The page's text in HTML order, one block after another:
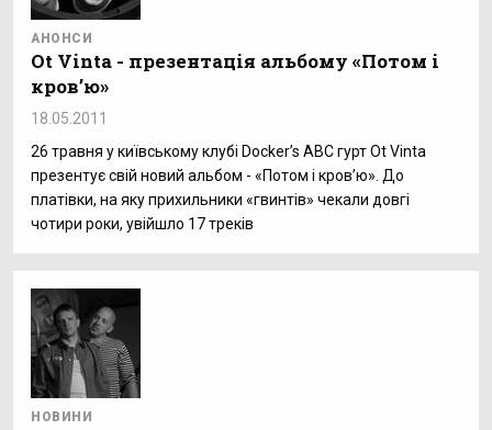
АНОНСИ
Ot Vinta - презентація альбому «Потом і
кров’ю»
18.05.2011
26 травня у київському клубі Docker’s АВС гурт Ot Vinta
презентує свій новий альбом - «Потом і кров’ю». До
платівки, на яку прихильники «гвинтів» чекали довгі
чотири роки, увійшло 17 треків
НОВИНИ